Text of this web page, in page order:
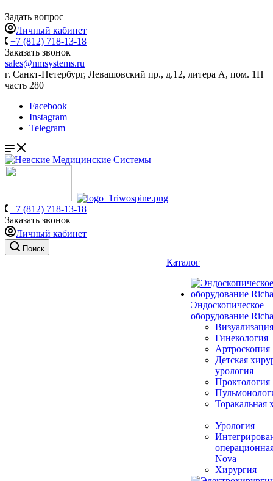
Задать вопрос
Личный кабинет
+7 (812) 718-13-18
Заказать звонок
sales@nmsystems.ru
г. Санкт-Петербург, Левашовский пр., д.12, литера А, пом. 1Н
часть 280
Facebook
Instagram
Telegram
+7 (812) 718-13-18
Заказать звонок
Личный кабинет
Поиск
Каталог
Эндоскопическое
оборудование
Визуализация
Гинекология
Артроскопия
Детская
урология —
Проктология
Торакальная
—
Урология —
Nova —
Хирургия